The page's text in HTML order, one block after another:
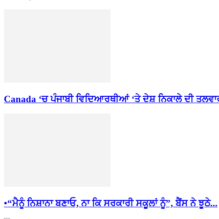
Canada ‘ਚ ਪੰਜਾਬੀ ਵਿਦਿਆਰਥੀਆਂ ‘ਤੇ ਦੇਸ਼ ਨਿਕਾਲੇ ਦੀ
•“ਮੈਨੂੰ ਨਿਸ਼ਾਨਾ ਬਣਾਓ, ਨਾ ਕਿ ਸਰਕਾਰੀ ਸਕੂਲਾਂ ਨੂੰ”, ਬੈਂਸ ਨੇ ਝੂਠੇ...